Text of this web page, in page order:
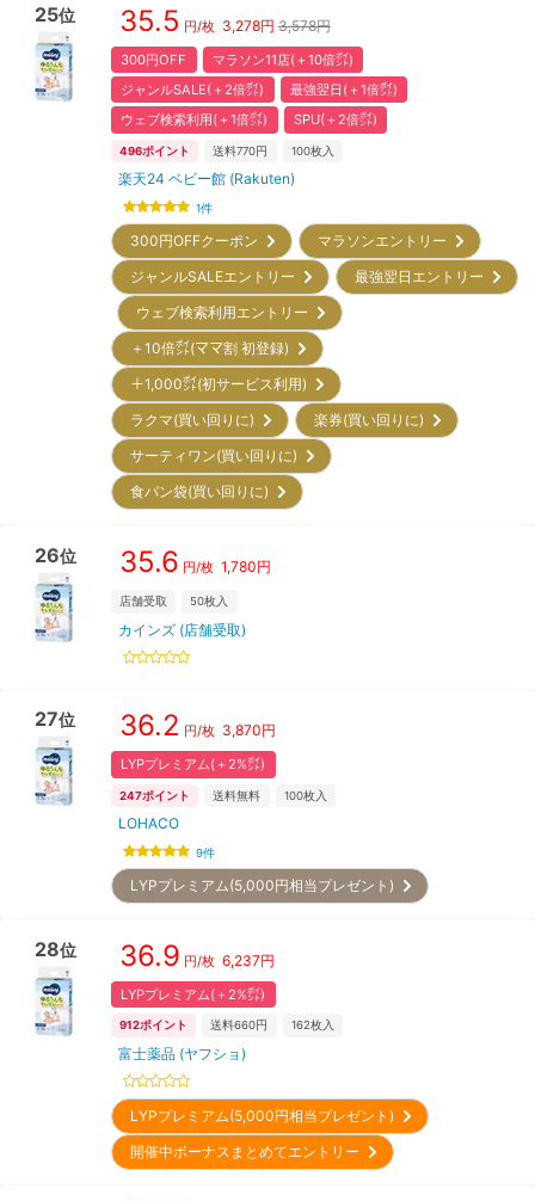
25位 35.5 円/枚 3,278円 3,578円
300円OFF
マラソン11店(＋10倍㌽)
ジャンルSALE(＋2倍㌽)
最強翌日(＋1倍㌽)
ウェブ検索利用(＋1倍㌽)
SPU(＋2倍㌽)
496ポイント 送料770円 100枚入
楽天24 ベビー館 (Rakuten)
1件
300円OFFクーポン
マラソンエントリー
ジャンルSALEエントリー
最強翌日エントリー
ウェブ検索利用エントリー
＋10倍㌽(ママ割 初登録)
＋1,000㌽(初サービス利用)
ラクマ(買い回りに)
楽券(買い回りに)
サーティワン(買い回りに)
食パン袋(買い回りに)
26位 35.6 円/枚 1,780円
店舗受取 50枚入
カインズ (店舗受取)
27位 36.2 円/枚 3,870円
LYPプレミアム(＋2%㌽)
247ポイント 送料無料 100枚入
LOHACO
9件
LYPプレミアム(5,000円相当プレゼント)
28位 36.9 円/枚 6,237円
LYPプレミアム(＋2%㌽)
912ポイント 送料660円 162枚入
富士薬品 (ヤフショ)
LYPプレミアム(5,000円相当プレゼント)
開催中ボーナスまとめてエントリー